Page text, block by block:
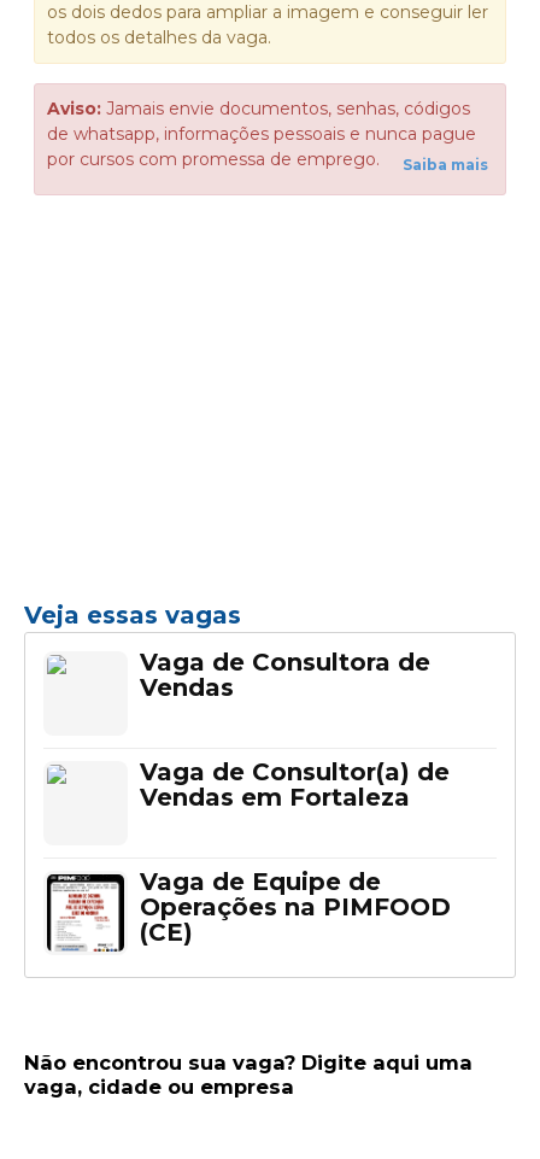
os dois dedos para ampliar a imagem e conseguir ler
todos os detalhes da vaga.
Aviso: Jamais envie documentos, senhas, códigos
de whatsapp, informações pessoais e nunca pague
por cursos com promessa de emprego.
Saiba mais
Veja essas vagas
Vaga de Consultora de
Vendas
Vaga de Consultor(a) de
Vendas em Fortaleza
Vaga de Equipe de
Operações na PIMFOOD
(CE)
Não encontrou sua vaga? Digite aqui uma
vaga, cidade ou empresa